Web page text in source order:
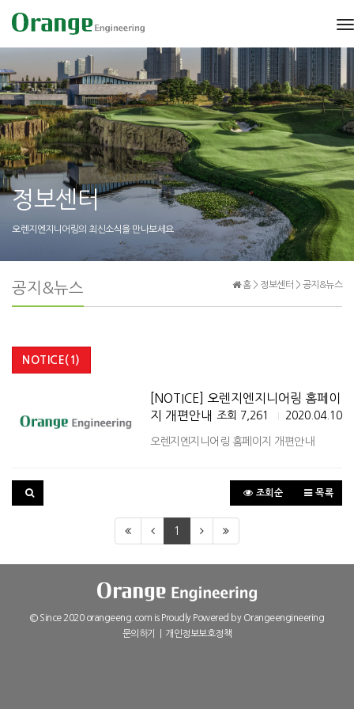
정보센터
오렌지엔지니어링의 최신소식을 만나보세요
홈 > 정보센터 > 공지&뉴스
공지&뉴스
NOTICE(1)
[NOTICE] 오렌지엔지니어링 홈페이
지 개편안내 조회 7,261 2020.04.10
오렌지엔지니어링 홈페이지 개편안내
조회순 목록
1
© Since 2020 orangeeng.com is Proudly Powered by Orangeengineering
문의하기
개인정보보호정책